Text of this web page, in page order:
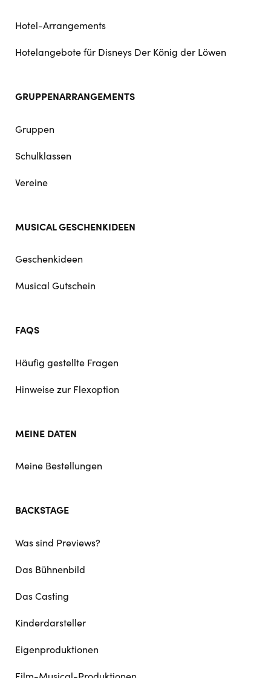
Hotel-Arrangements
Hotelangebote für Disneys Der König der Löwen
GRUPPENARRANGEMENTS
Gruppen
Schulklassen
Vereine
MUSICAL GESCHENKIDEEN
Geschenkideen
Musical Gutschein
FAQS
Häufig gestellte Fragen
Hinweise zur Flexoption
MEINE DATEN
Meine Bestellungen
BACKSTAGE
Was sind Previews?
Das Bühnenbild
Das Casting
Kinderdarsteller
Eigenproduktionen